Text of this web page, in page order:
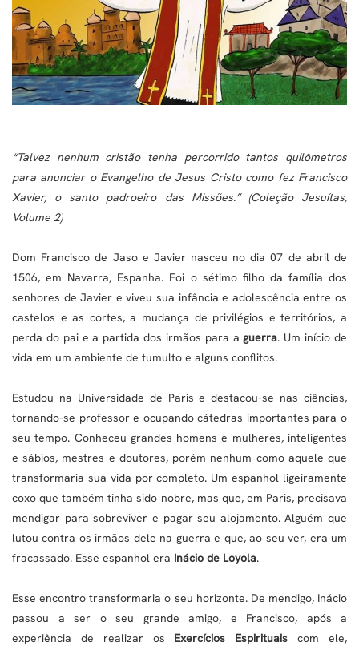
“Talvez nenhum cristão tenha percorrido tantos quilômetros
para anunciar o Evangelho de Jesus Cristo como fez Francisco
Xavier, o santo padroeiro das Missões.” (Coleção Jesuítas,
Volume 2)
Dom Francisco de Jaso e Javier nasceu no dia 07 de abril de
1506, em Navarra, Espanha. Foi o sétimo filho da família dos
senhores de Javier e viveu sua infância e adolescência entre os
castelos e as cortes, a mudança de privilégios e territórios, a
perda do pai e a partida dos irmãos para aguerra. Um início de
vida em um ambiente de tumulto e alguns conflitos.
Estudou na Universidade de Paris e destacou-se nas ciências,
tornando-se professor e ocupando cátedras importantes para o
seu tempo. Conheceu grandes homens e mulheres, inteligentes
e sábios, mestres e doutores, porém nenhum como aquele que
transformaria sua vida por completo. Um espanhol ligeiramente
coxo que também tinha sido nobre, mas que, em Paris, precisava
mendigar para sobreviver e pagar seu alojamento. Alguém que
lutou contra os irmãos dele na guerra e que, ao seu ver, era um
fracassado. Esse espanhol era Inácio de Loyola.
Esse encontro transformaria o seu horizonte. De mendigo, Inácio
passou a ser o seu grande amigo, e Francisco, após a
experiência de realizar os Exercícios Espirituais com ele,